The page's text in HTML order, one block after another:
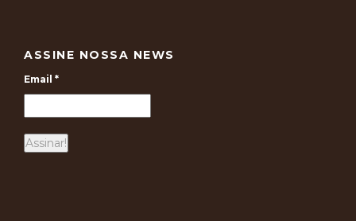
ASSINE NOSSA NEWS
Email*